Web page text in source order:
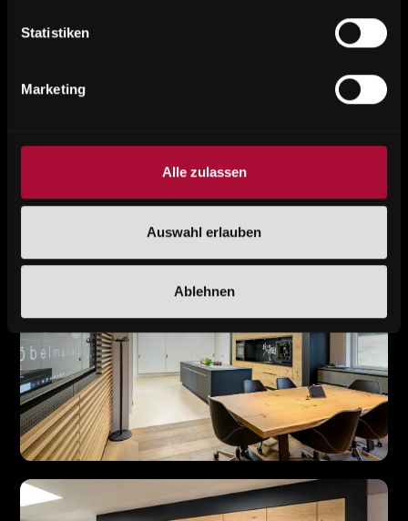
Statistiken
Marketing
Alle zulassen
Auswahl erlauben
Ablehnen